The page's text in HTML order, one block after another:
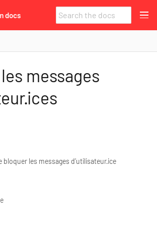
docs
messages
bloquer les messages d’utilisateur·ice